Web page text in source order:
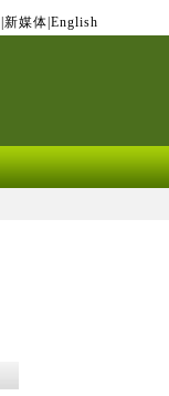
新媒体 English